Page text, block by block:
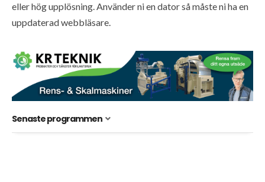
eller hög upplösning. Använder ni en dator så måste ni ha en
uppdaterad webbläsare.
Senaste programmen